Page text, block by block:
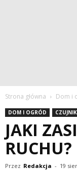
Strona główna Dom i
DOM I OGRÓD
JAKI
RUCHU?
Przez Redakcja - 19